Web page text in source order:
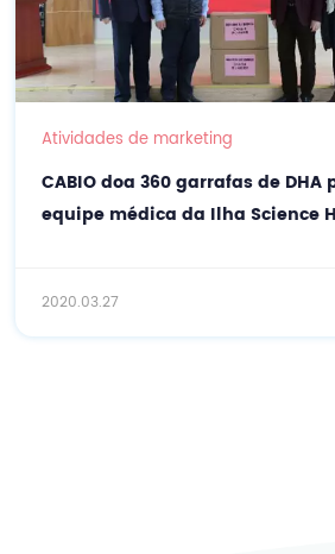
Atividades de marketing
CABIO doa 360 garrafas de DHA
equipe médica da Ilha Science
2020.03.27